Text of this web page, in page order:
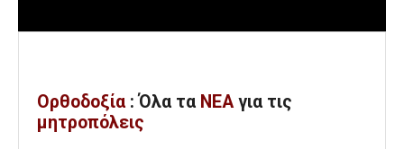
Ορθοδοξία : Όλα τα ΝΕΑ για τις
μητροπόλεις